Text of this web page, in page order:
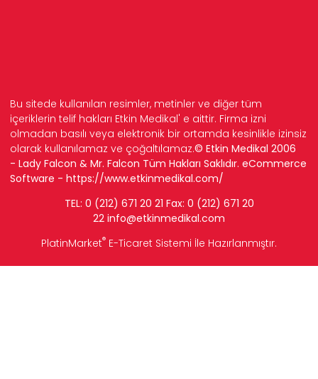
Bu sitede kullanılan resimler, metinler ve diğer tüm
içeriklerin telif hakları Etkin Medikal' e aittir. Firma izni
olmadan basılı veya elektronik bir ortamda kesinlikle izinsiz
olarak kullanılamaz ve çoğaltılamaz.© Etkin Medikal 2006
- Lady Falcon & Mr. Falcon Tüm Hakları Saklıdır. eCommerce
Software - https://www.etkinmedikal.com/
TEL: 0 (212) 671 20 21 Fax: 0 (212) 671 20
22 info@etkinmedikal.com
PlatinMarket® E-Ticaret Sistemi İle Hazırlanmıştır.